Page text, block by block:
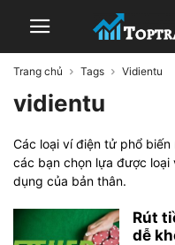
Trang chủ Tags Vidientu
vidientu
Các loại ví điện tử phổ
các bạn chọn lựa được loại
dụng của bản thân.
Rút
dễ